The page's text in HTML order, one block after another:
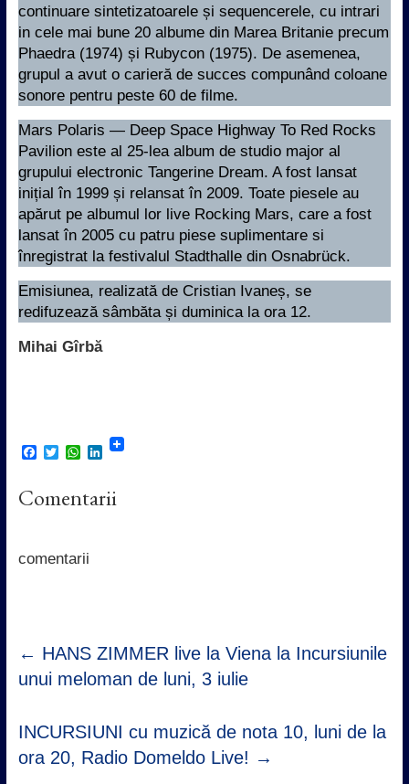
continuare sintetizatoarele și sequencerele, cu intrari
in cele mai bune 20 albume din Marea Britanie precum
Phaedra (1974) și Rubycon (1975). De asemenea,
grupul a avut o carieră de succes compunând coloane
sonore pentru peste 60 de filme.
Mars Polaris — Deep Space Highway To Red Rocks
Pavilion este al 25-lea album de studio major al
grupului electronic Tangerine Dream. A fost lansat
inițial în 1999 și relansat în 2009. Toate piesele au
apărut pe albumul lor live Rocking Mars, care a fost
lansat în 2005 cu patru piese suplimentare si
înregistrat la festivalul Stadthalle din Osnabrück.
Emisiunea, realizată de Cristian Ivaneș, se
redifuzează sâmbăta și duminica la ora 12.
Mihai Gîrbă
F
e
b
k
T
t
t
W
t
s
p
L
k
e
Comentarii
comentarii
← HANS ZIMMER live la Viena la Incursiunile
unui meloman de luni, 3 iulie
INCURSIUNI cu muzică de nota 10, luni de la
ora 20, Radio Domeldo Live! →